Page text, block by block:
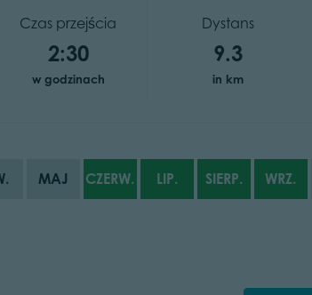
Czas przejścia
2:30
w godzinach
Dystans
9.3
in km
MAJ CZERW. LIP. SIERP. WRZ.